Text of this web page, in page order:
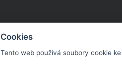
Cookies
Tento web používá soubory cookie